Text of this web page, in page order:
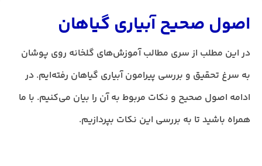
اصول صحیح آبیاری گیاهان
در این مطلب از سری مطالب آموزش‌های گلخانه‌ روی پوشان
به سرغ تحقیق و بررسی پیرامون آبیاری گیاهان رفته‌ایم. در
ادامه اصول صحیح و نکات مربوط به آن را بیان می‌کنیم. با ما
همراه باشید تا به بررسی این نکات بپردازیم.